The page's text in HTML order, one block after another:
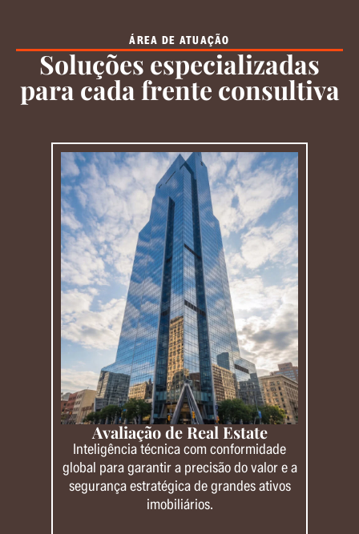
ÁREA DE ATUAÇÃO
Soluções especializadas
para cada frente consultiva
Avaliação de Real Estate
Inteligência técnica com conformidade
global para garantir a precisão do valor e a
segurança estratégica de grandes ativos
imobiliários.